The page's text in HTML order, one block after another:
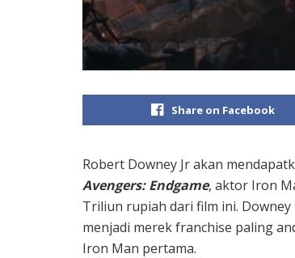
Share on Facebook
Robert Downey Jr akan
Avengers: Endgame, aktor Iron
Triliun rupiah dari film ini.
menjadi merek franchise paling
Iron Man pertama.